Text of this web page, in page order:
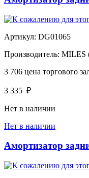
Артикул: DG01065
Производитель: MILES
3 706 цена торгового
3 335 ₽
Нет в наличии
Нет в наличии
Амортизатор